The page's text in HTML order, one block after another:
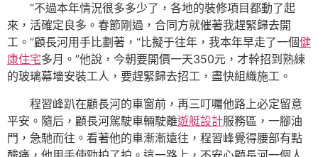
“不過本年情況很多多少了，各地的裝修項目都動了起
來，活確定良多。春節剛過，合同方就催著我趕緊歸去開
工。”顧長河用手比劃著，“比擬于往年，我本年早走了一個健
康住宅多月。”他說，今朝要開價一天350元，才幹招到熟練
的玻璃幕墻安裝工人，要趕緊歸去招工，盡快組織施工。
程習峰趴在顧長河的車窗前，再三叮囑他路上必定留意
平安。隨后，顧長河駕駛車輛駛離遊艇設計服務區，一腳油
門，急馳而往。看著他的車漸漸遠往，程習峰覺得腰部有點